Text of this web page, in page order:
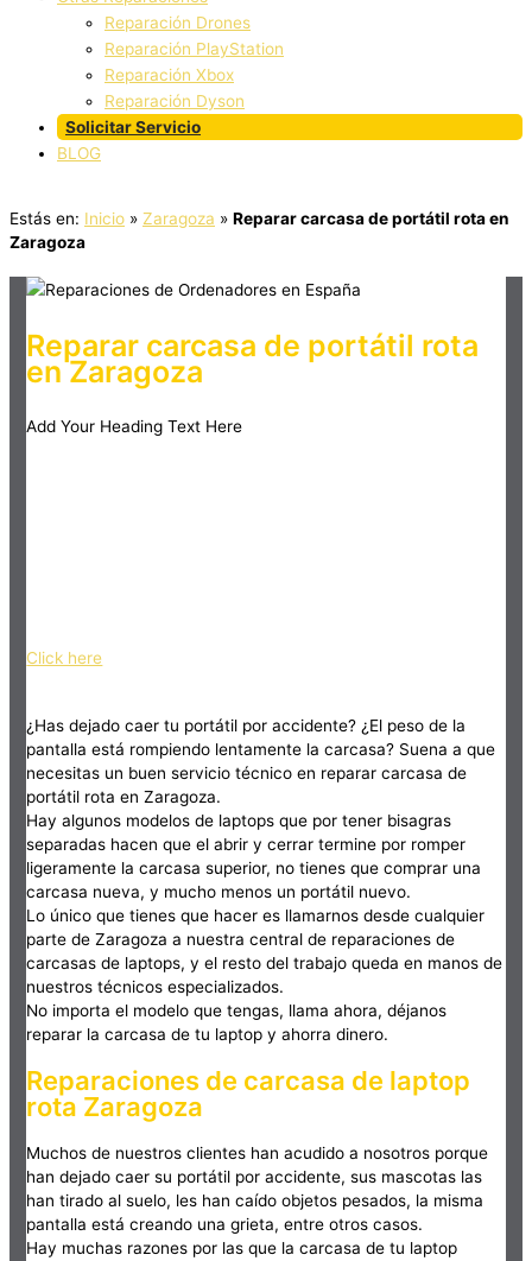
Reparación Drones
Reparación PlayStation
Reparación Xbox
Reparación Dyson
Solicitar Servicio
BLOG
Estás en: Inicio » Zaragoza » Reparar carcasa de portátil rota en
Zaragoza
Reparar carcasa de portátil rota
en Zaragoza
Add Your Heading Text Here
Click here
¿Has dejado caer tu portátil por accidente? ¿El peso de la
pantalla está rompiendo lentamente la carcasa? Suena a que
necesitas un buen servicio técnico en reparar carcasa de
portátil rota en Zaragoza.
Hay algunos modelos de laptops que por tener bisagras
separadas hacen que el abrir y cerrar termine por romper
ligeramente la carcasa superior, no tienes que comprar una
carcasa nueva, y mucho menos un portátil nuevo.
Lo único que tienes que hacer es llamarnos desde cualquier
parte de Zaragoza a nuestra central de reparaciones de
carcasas de laptops, y el resto del trabajo queda en manos de
nuestros técnicos especializados.
No importa el modelo que tengas, llama ahora, déjanos
reparar la carcasa de tu laptop y ahorra dinero.
Reparaciones de carcasa de laptop
rota Zaragoza
Muchos de nuestros clientes han acudido a nosotros porque
han dejado caer su portátil por accidente, sus mascotas las
han tirado al suelo, les han caído objetos pesados, la misma
pantalla está creando una grieta, entre otros casos.
Hay muchas razones por las que la carcasa de tu laptop